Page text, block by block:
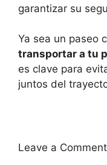
garantizar su
Ya sea un paseo
transportar a tu
es clave para
juntos del
Leave a Comment